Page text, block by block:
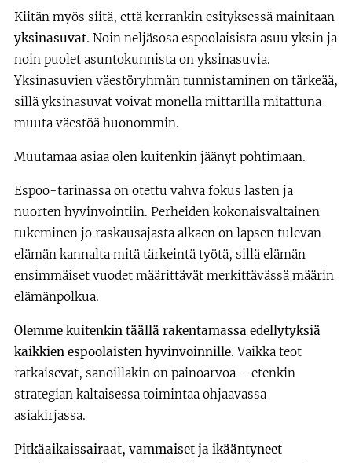
Kiitän myös siitä, että kerrankin esityksessä mainitaan
yksinasuvat. Noin neljäsosa espoolaisista asuu yksin ja
noin puolet asuntokunnista on yksinasuvia.
Yksinasuvien väestöryhmän tunnistaminen on tärkeää,
sillä yksinasuvat voivat monella mittarilla mitattuna
muuta väestöä huonommin.
Muutamaa asiaa olen kuitenkin jäänyt pohtimaan.
Espoo-tarinassa on otettu vahva fokus lasten ja
nuorten hyvinvointiin. Perheiden kokonaisvaltainen
tukeminen jo raskausajasta alkaen on lapsen tulevan
elämän kannalta mitä tärkeintä työtä, sillä elämän
ensimmäiset vuodet määrittävät merkittävässä määrin
elämänpolkua.
Olemme kuitenkin täällä rakentamassa edellytyksiä
kaikkien espoolaisten hyvinvoinnille. Vaikka teot
ratkaisevat, sanoillakin on painoarvoa – etenkin
strategian kaltaisessa toimintaa ohjaavassa
asiakirjassa.
Pitkäaikaissairaat, vammaiset ja ikääntyneet